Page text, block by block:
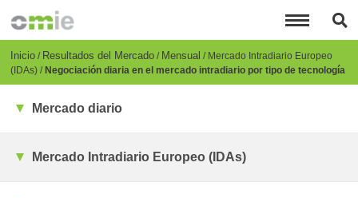
principal
Breadcrumb
Inicio Resultados del Mercado Mensual
Mercado Intradiario Europeo
(IDAs) Negociación diaria en el mercado intradiario por tipo de tecnología
Mercado diario
Mercado Intradiario Europeo (IDAs)